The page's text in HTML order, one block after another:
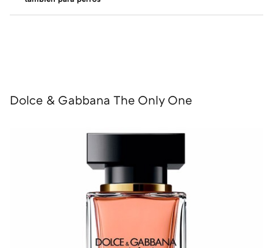
Dolce & Gabbana The Only One